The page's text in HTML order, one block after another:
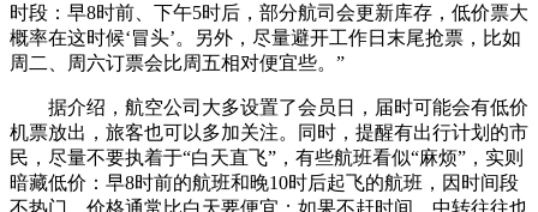
时段：早8时前、下午5时后，部分航司会更新库存，低价票大
概率在这时候‘冒头’。另外，尽量避开工作日末尾抢票，比如
周二、周六订票会比周五相对便宜些。”
据介绍，航空公司大多设置了会员日，届时可能会有低价
机票放出，旅客也可以多加关注。同时，提醒有出行计划的市
民，尽量不要执着于“白天直飞”，有些航班看似“麻烦”，实则
暗藏低价：早8时前的航班和晚10时后起飞的航班，因时间段
不热门，价格通常比白天要便宜；如果不赶时间，中转往往也